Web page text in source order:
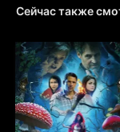
Сейчас также